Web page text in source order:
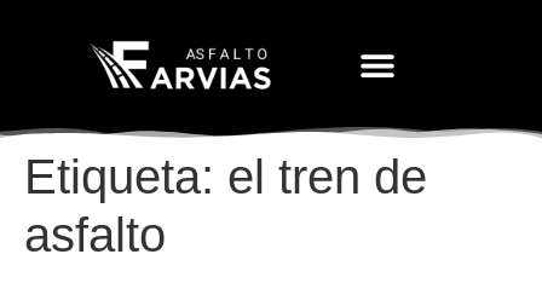
Etiqueta: el tren de
asfalto